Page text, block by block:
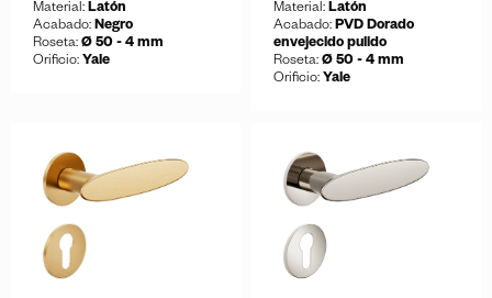
Material: Latón
Acabado: Negro
Roseta: Ø 50 - 4 mm
Orificio: Yale
Material: Latón
Acabado: PVD Dorado
envejecido pulido
Roseta: Ø 50 - 4 mm
Orificio: Yale